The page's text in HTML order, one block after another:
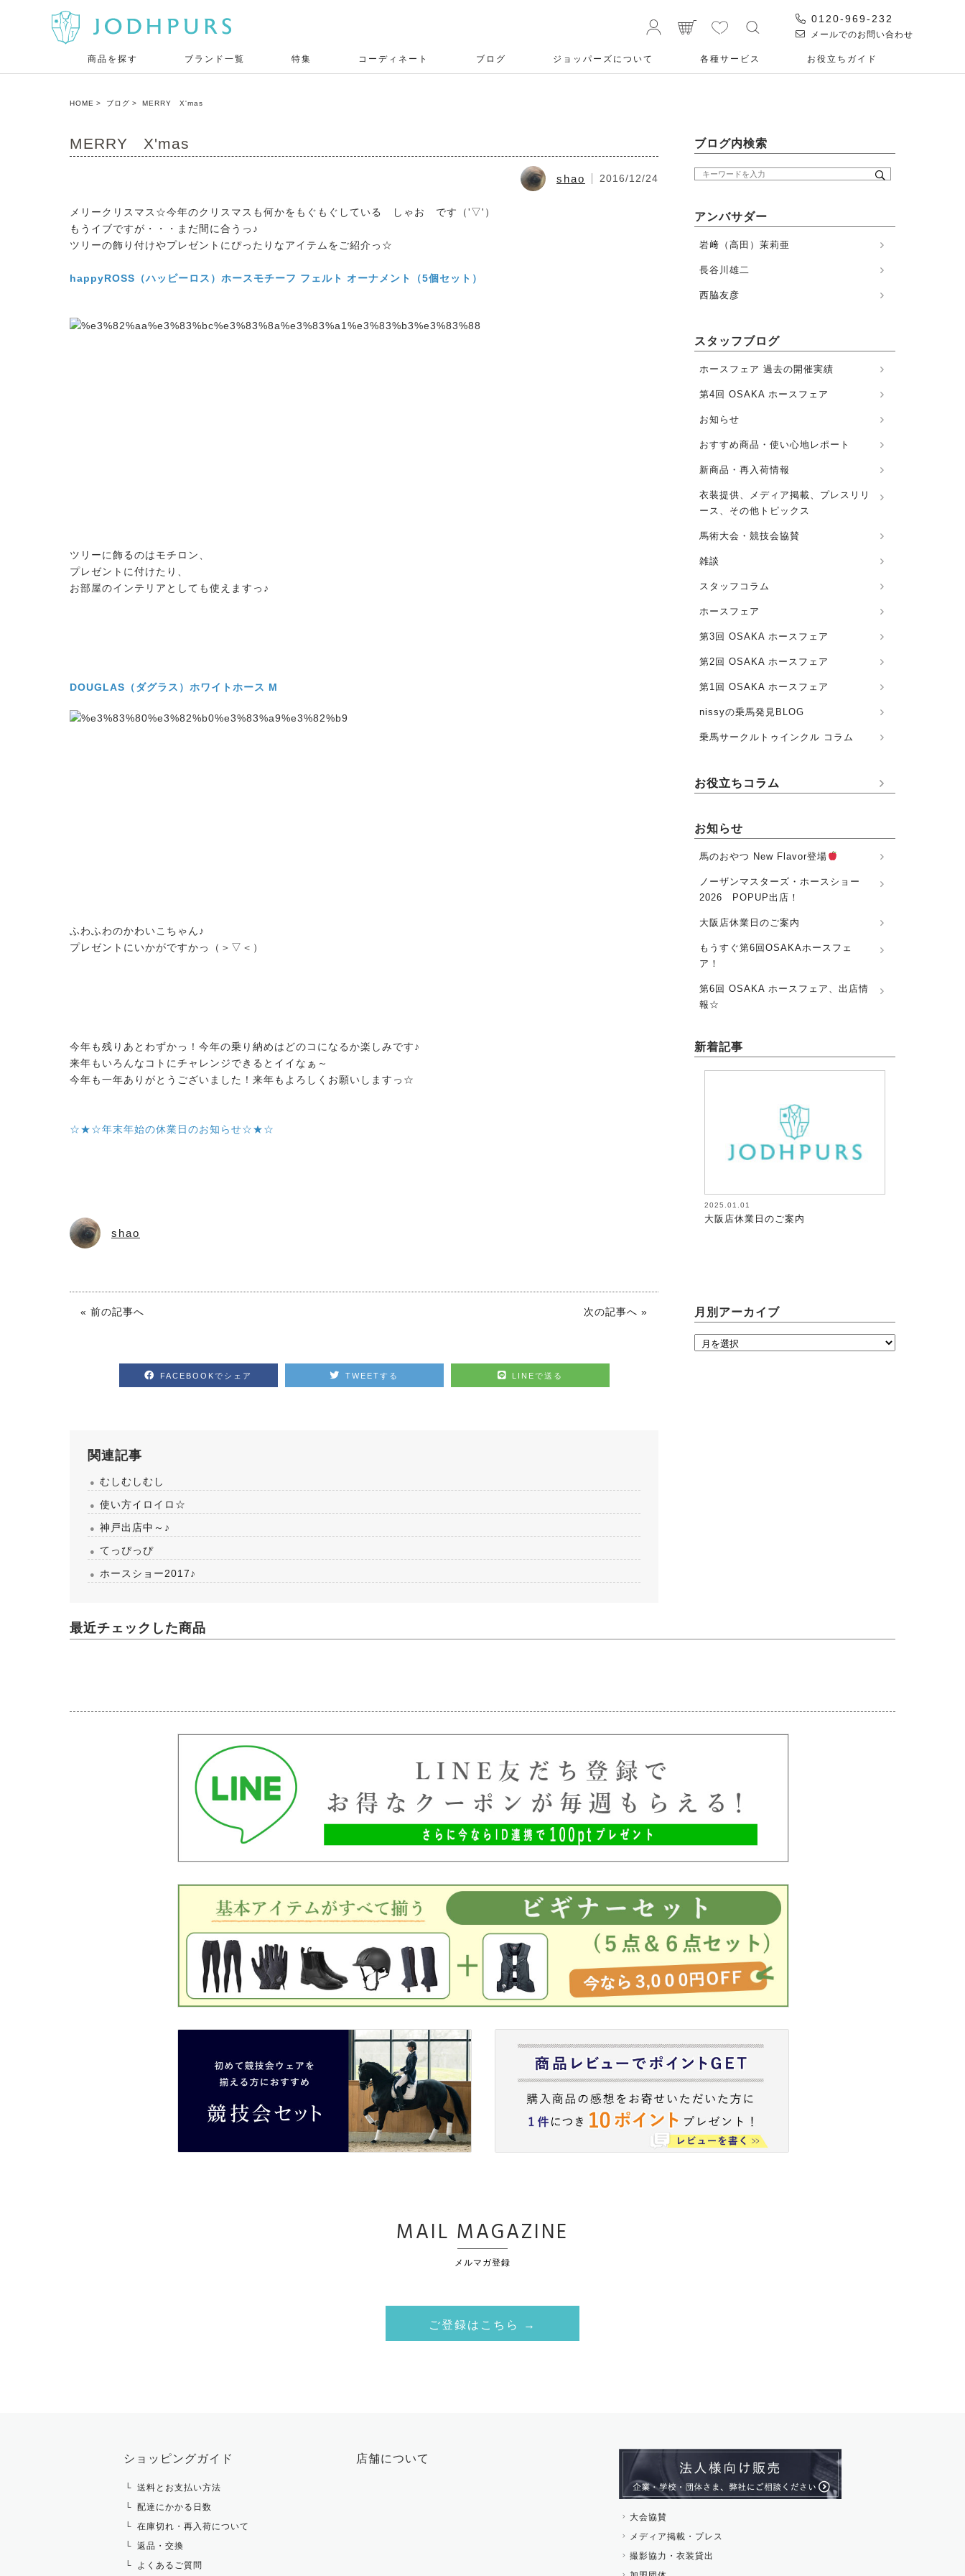
0120-969-232
メールでのお問い合わせ
商品を探す ブランド一覧 特集 コーディネート ブログ ジョッパーズについて 各種サービス お役⽴ちガイド
HOME ブログ MERRY X'mas
MERRY X'mas
shao 2016/12/24
メリークリスマス☆今年のクリスマスも何かをもぐもぐしている しゃお です（'▽'）
もうイブですが・・・まだ間に合うっ♪
ツリーの飾り付けやプレゼントにぴったりなアイテムをご紹介っ☆
happyROSS（ハッピーロス）ホースモチーフ フェルト オーナメント（5個セット）
ツリーに飾るのはモチロン、
プレゼントに付けたり、
お部屋のインテリアとしても使えますっ♪
DOUGLAS（ダグラス）ホワイトホース M
ふわふわのかわいこちゃん♪
プレゼントにいかがですかっ（＞▽＜）
今年も残りあとわずかっ！今年の乗り納めはどのコになるか楽しみです♪
来年もいろんなコトにチャレンジできるとイイなぁ～
今年も一年ありがとうございました！来年もよろしくお願いしますっ☆
☆★☆年末年始の休業日のお知らせ☆★☆
shao
« 前の記事へ 次の記事へ »
FACEBOOKでシェア TWEETする LINEで送る
関連記事
むしむしむし
使い方イロイロ☆
神戸出店中～♪
てっぴっぴ
ホースショー2017♪
ブログ内検索
アンバサダー
岩﨑（高田）茉莉亜
長谷川雄二
西脇友彦
スタッフブログ
ホースフェア 過去の開催実績
第4回 OSAKA ホースフェア
お知らせ
おすすめ商品・使い心地レポート
新商品・再入荷情報
衣装提供、メディア掲載、プレスリリ
ース、その他トピックス
馬術大会・競技会協賛
雑談
スタッフコラム
ホースフェア
第3回 OSAKA ホースフェア
第2回 OSAKA ホースフェア
第1回 OSAKA ホースフェア
nissyの乗馬発見BLOG
乗馬サークルトゥインクル コラム
お役立ちコラム
お知らせ
馬のおやつ New Flavor登場
ノーザンマスターズ・ホースショー
2026 POPUP出店！
大阪店休業日のご案内
もうすぐ第6回OSAKAホースフェ
ア！
第6回 OSAKA ホースフェア、出店情
報☆
新着記事
18）【～馬にたずさわる人全て
2025.01.01
大阪店休業日のご案内
月別アーカイブ
最近チェックした商品
MAIL MAGAZINE
メルマガ登録
ご登録はこちら →
ショッピングガイド
送料とお支払い方法
配達にかかる日数
在庫切れ・再入荷について
返品・交換
よくあるご質問
店舗について
大会協賛
メディア掲載・プレス
撮影協力・衣装貸出